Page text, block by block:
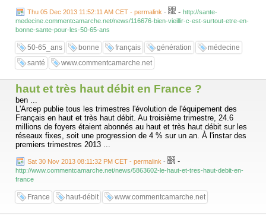
Thu 05 Dec 2013 11:52:11 AM CET - permalink - - http://sante-
medecine.commentcamarche.net/news/116676-bien-vieillir-c-est-surtout-etre-en-
bonne-sante-pour-les-50-65-ans
50-65_ans bonne français génération
médecine
santé
www.commentcamarche.net
haut et très haut débit en France ?
ben ...
L'Arcep publie tous les trimestres l'évolution de l'équipement des
Français en haut et très haut débit. Au troisième trimestre, 24.6
millions de foyers étaient abonnés au haut et très haut débit sur les
réseaux fixes, soit une progression de 4 % sur un an. À l'instar des
premiers trimestres 2013 ...
Sat 30 Nov 2013 08:11:32 PM CET - permalink - -
http://www.commentcamarche.net/news/5863602-le-haut-et-tres-haut-debit-en-
france
France haut-débit www.commentcamarche.net